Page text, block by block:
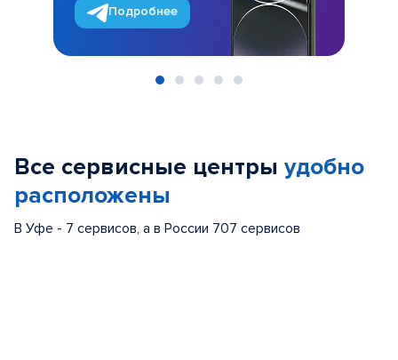
Подробнее
Все сервисные центры удобно
расположены
В Уфе - 7 сервисов, а в России 707 сервисов